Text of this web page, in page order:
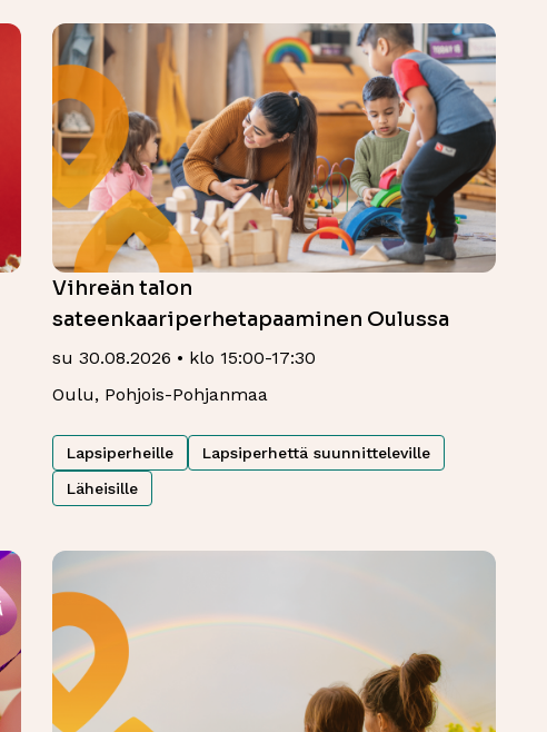
Vihreän talon
sateenkaariperhetapaaminen Oulussa
su 30.08.2026 • klo 15:00-17:30
Oulu, Pohjois-Pohjanmaa
Lapsiperheille
Lapsiperhettä suunnitteleville
Läheisille